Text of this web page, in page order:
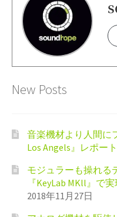
New Posts
音楽機材より人間に
Los Angels』レポート
モジュラーも操れる
『KeyLab MKll』で
2018年11月27日